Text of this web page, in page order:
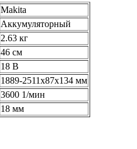
Makita
Аккумуляторный
2.63 кг
46 см
18 В
1889-2511x87x134 мм
3600 1/мин
18 мм